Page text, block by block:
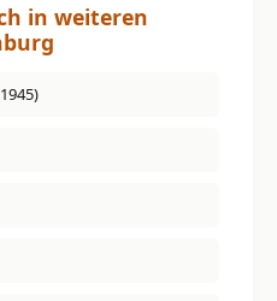
in weiteren